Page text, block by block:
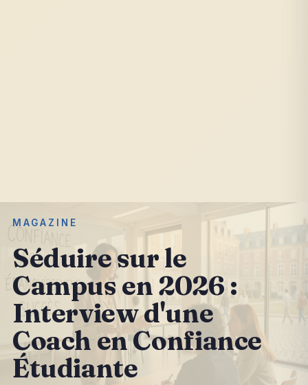
MAGAZINE
Séduire sur le
Campus en 2026 :
Interview d'une
Coach en Confiance
Étudiante